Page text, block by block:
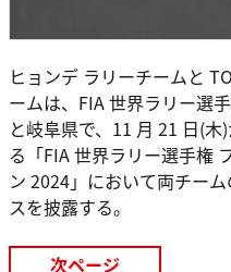
ヒョンデ ラリーチームと
ームは、FIA 世界ラリー選
と岐阜県で、11 月 21 日(
る「FIA 世界ラリー選手権
ン 2024」において両チー
スを披露する。
次ページ